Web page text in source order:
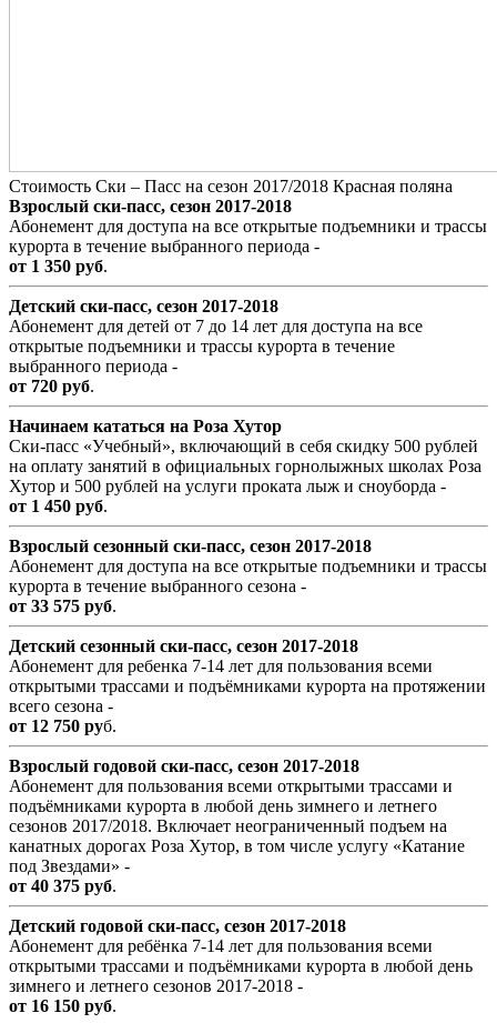
Стоимость Ски – Пасс на сезон 2017/2018 Красная поляна
Взрослый ски-пасc, сезон 2017-2018
Абонемент для доступа на все открытые подъемники и трассы
курорта в течение выбранного периода -
от 1 350 руб.
Детский ски-пасс, сезон 2017-2018
Абонемент для детей от 7 до 14 лет для доступа на все
открытые подъемники и трассы курорта в течение
выбранного периода -
от 720 руб.
Начинаем кататься на Роза Хутор
Ски-пасс «Учебный», включающий в себя скидку 500 рублей
на оплату занятий в официальных горнолыжных школах Роза
Хутор и 500 рублей на услуги проката лыж и сноуборда -
от 1 450 руб.
Взрослый сезонный ски-пасc, сезон 2017-2018
Абонемент для доступа на все открытые подъемники и трассы
курорта в течение выбранного сезона -
от 33 575 руб.
Детский сезонный ски-пасс, сезон 2017-2018
Абонемент для ребенка 7-14 лет для пользования всеми
открытыми трассами и подъёмниками курорта на протяжении
всего сезона -
от 12 750 руб.
Взрослый годовой ски-пасc, сезон 2017-2018
Абонемент для пользования всеми открытыми трассами и
подъёмниками курорта в любой день зимнего и летнего
сезонов 2017/2018. Включает неограниченный подъем на
канатных дорогах Роза Хутор, в том числе услугу «Катание
под Звездами» -
от 40 375 руб.
Детский годовой ски-пасс, сезон 2017-2018
Абонемент для ребёнка 7-14 лет для пользования всеми
открытыми трассами и подъёмниками курорта в любой день
зимнего и летнего сезонов 2017-2018 -
от 16 150 руб.